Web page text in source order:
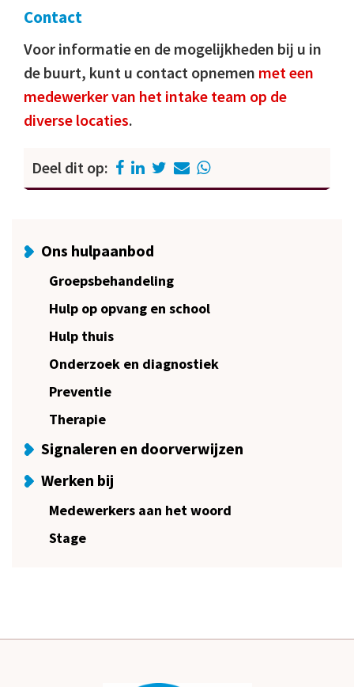
Contact
Voor informatie en de mogelijkheden bij u in
de buurt, kunt u contact opnemen met een
medewerker van het intake team op de
diverse locaties.
Deel dit op:
Ons hulpaanbod
Groepsbehandeling
Hulp op opvang en school
Hulp thuis
Onderzoek en diagnostiek
Preventie
Therapie
Signaleren en doorverwijzen
Werken bij
Medewerkers aan het woord
Stage